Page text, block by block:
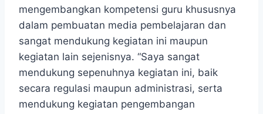
mengembangkan kompetensi guru khususnya
dalam pembuatan media pembelajaran dan
sangat mendukung kegiatan ini maupun
kegiatan lain sejenisnya. “Saya sangat
mendukung sepenuhnya kegiatan ini, baik
secara regulasi maupun administrasi, serta
mendukung kegiatan pengembangan